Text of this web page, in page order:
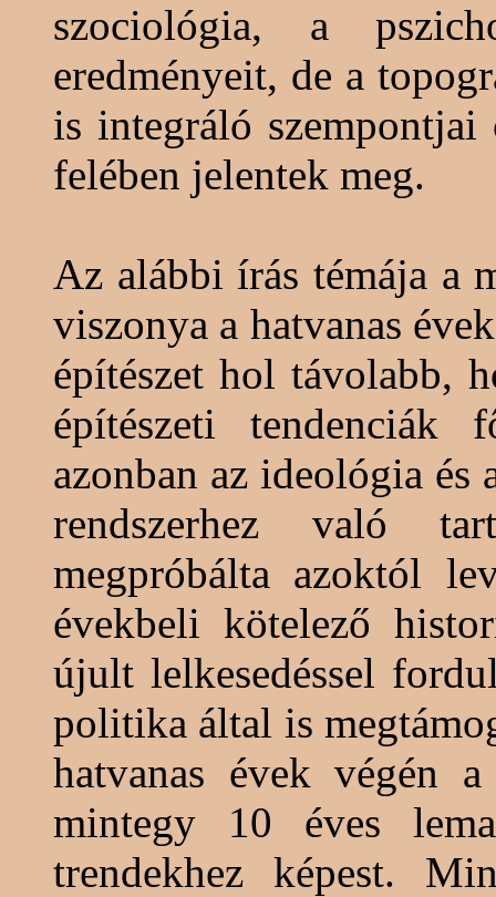
szociológia, a
eredményeit, de a
is integráló szempontjai
felében jelentek meg.
Az alábbi írás témája a
viszonya a hatvanas
építészet hol távolabb,
építészeti
azonban az ideológia és
rendszerhez való
megpróbálta azoktól
évekbeli kötelező
újult lelkesedéssel
politika által is
hatvanas évek végén
mintegy 10 éves
trendekhez képest.